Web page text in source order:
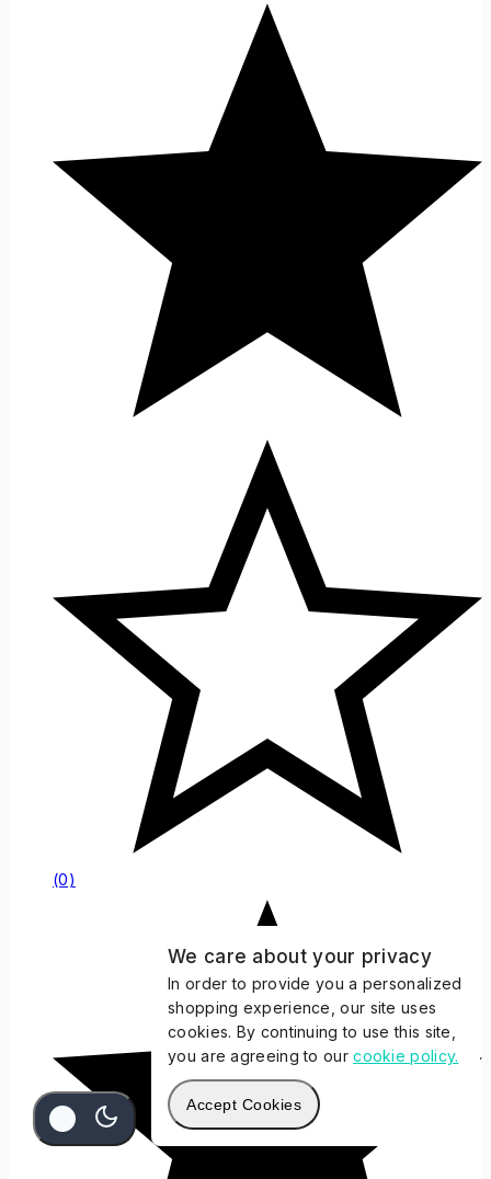
(0)
We care about your privacy
In order to provide you a personalized
shopping experience, our site uses
cookies. By continuing to use this site,
you are agreeing to ourcookie policy.
Accept Cookies